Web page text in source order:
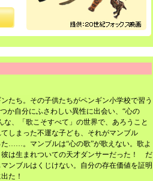
たち。その子供たちがペンギン小学校で習う
か自分にふさわしい異性に出会い、“心の
な、「歌こそすべて」の世界で、あろうこと
しまった不運な子ども、それがマンブル
た……。マンブルは“心の歌”が歌えない。歌よ
彼は生まれついての天才ダンサーだった！ だ
ンブルはくじけない。自分の存在価値を証明
た！